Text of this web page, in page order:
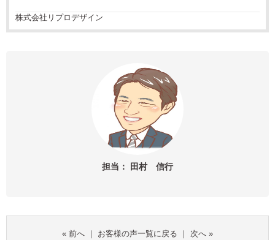
株式会社リプロデザイン
担当： 田村 信行
« 前へ ｜ お客様の声一覧に戻る ｜ 次へ »